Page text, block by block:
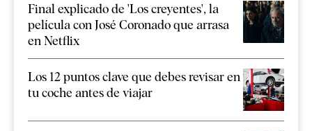
Final explicado de 'Los creyentes', la
película con José Coronado que arrasa
en Netflix
Los 12 puntos clave que debes revisar en
tu coche antes de viajar